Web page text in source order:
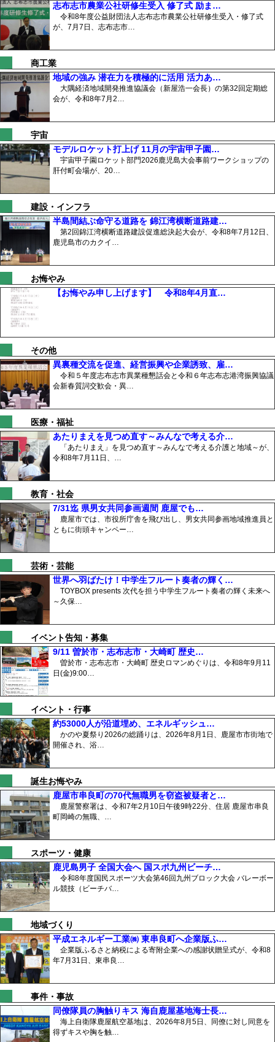
志布志市農業公社研修生受入 修了式 励ま…
令和8年度公益財団法人志布志市農業公社研修生受入・修了式
が、7月7日、志布志市…
商工業
地域の強み 潜在力を積極的に活用 活力あ…
大隅経済地域開発推進協議会（新屋浩一会長）の第32回定期総
会が、令和8年7月2…
宇宙
モデルロケット打上げ 11月の宇宙甲子園…
宇宙甲子園ロケット部門2026鹿児島大会事前ワークショップの
肝付町会場が、20…
建設・インフラ
半島間結ぶ命守る道路を 錦江湾横断道路建…
第2回錦江湾横断道路建設促進総決起大会が、令和8年7月12日、
鹿児島市のカクイ…
お悔やみ
【お悔やみ申し上げます】 令和8年4月直…
その他
異裏種交流を促進、経営振興や企業誘致、雇…
令和５年度志布志市異業種懇話会と令和６年志布志港湾振興協議
会新春質詞交歓会・異…
医療・福祉
あたりまえを見つめ直す～みんなで考える介…
「あたりまえ」を見つめ直す～みんなで考える介護と地域～が、
令和8年7月11日、…
教育・社会
7/31迄 県男女共同参画週間 鹿屋でも…
鹿屋市では、市役所庁舎を飛び出し、男女共同参画地域推進員と
ともに街頭キャンペー…
芸術・芸能
世界へ羽ばたけ！中学生フルート奏者の輝く…
TOYBOX presents 次代を担う中学生フルート奏者の輝く未来へ
～久保…
イベント告知・募集
9/11 曽於市・志布志市・大崎町 歴史…
曽於市・志布志市・大崎町 歴史ロマンめぐりは、令和8年9月11
日(金)9:00…
イベント・行事
約53000人が沿道埋め、エネルギッシュ…
かのや夏祭り2026の総踊りは、2026年8月1日、鹿屋市市街地で
開催され、浴…
誕生お悔やみ
鹿屋市串良町の70代無職男を窃盗被疑者と…
鹿屋警察署は、令和7年2月10日午後9時22分、住居 鹿屋市串良
町岡崎の無職、…
スポーツ・健康
鹿児島男子 全国大会へ 国スポ九州ビーチ…
令和8年度国民スポーツ大会第46回九州ブロック大会 バレーボー
ル競技（ビーチバ…
地域づくり
平成エネルギー工業㈱ 東串良町へ企業版ふ…
企業版ふるさと納税による寄附企業への感謝状贈呈式が、令和8
年7月31日、東串良…
事件・事故
同僚隊員の胸触りキス 海自鹿屋基地海士長…
海上自衛隊鹿屋航空基地は、2026年8月5日、同僚に対し同意を
得ずキスや胸を触…